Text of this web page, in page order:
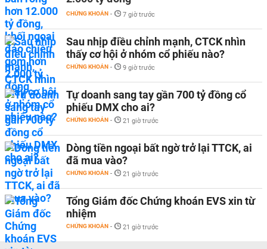
CHỨNG KHOÁN - 7 giờ trước
Sau nhịp điều chỉnh mạnh, CTCK nhìn
thấy cơ hội ở nhóm cổ phiếu nào?
CHỨNG KHOÁN - 9 giờ trước
Tự doanh sang tay gần 700 tỷ đồng cổ
phiếu DMX cho ai?
CHỨNG KHOÁN - 21 giờ trước
Dòng tiền ngoại bất ngờ trở lại TTCK, ai
đã mua vào?
CHỨNG KHOÁN - 21 giờ trước
Tổng Giám đốc Chứng khoán EVS xin từ
nhiệm
CHỨNG KHOÁN - 21 giờ trước